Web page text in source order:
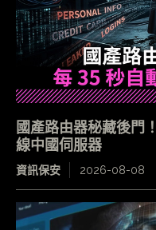
國產路由器秘藏後門
線中國伺服器
資訊保安 2026-08-08